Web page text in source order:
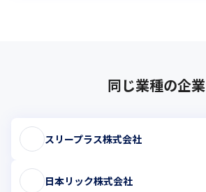
同じ業種の企業
スリープラス株式会社
日本リック株式会社